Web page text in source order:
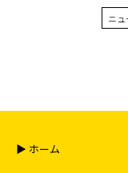
ニ
▶︎ ホーム